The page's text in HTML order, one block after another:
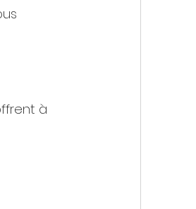
à